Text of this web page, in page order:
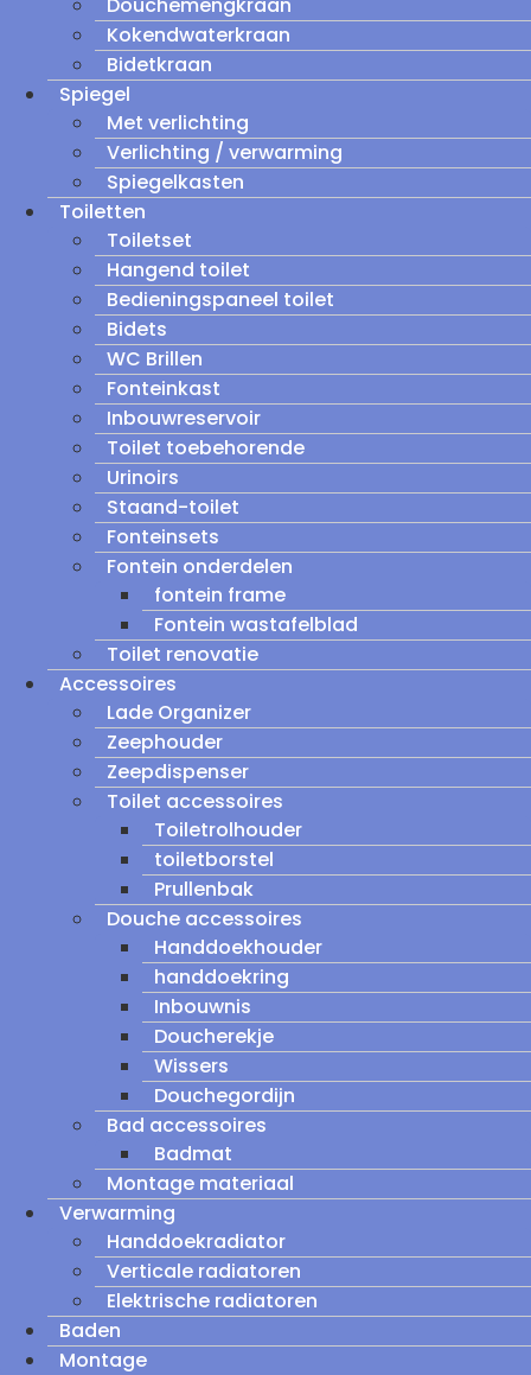
Kokendwaterkraan
Bidetkraan
Spiegel
Met verlichting
Verlichting / verwarming
Spiegelkasten
Toiletten
Toiletset
Hangend toilet
Bedieningspaneel toilet
Bidets
WC Brillen
Fonteinkast
Inbouwreservoir
Toilet toebehorende
Urinoirs
Staand-toilet
Fonteinsets
Fontein onderdelen
fontein frame
Fontein wastafelblad
Toilet renovatie
Accessoires
Lade Organizer
Zeephouder
Zeepdispenser
Toilet accessoires
Toiletrolhouder
toiletborstel
Prullenbak
Douche accessoires
Handdoekhouder
handdoekring
Inbouwnis
Doucherekje
Wissers
Douchegordijn
Bad accessoires
Badmat
Montage materiaal
Verwarming
Handdoekradiator
Verticale radiatoren
Elektrische radiatoren
Baden
Montage